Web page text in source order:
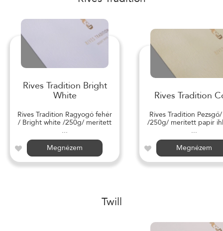
Rives Tradition Bright
White
Rives Tradition Ragyogó fehér
/ Bright white /250g/ merített
...
Megnézem
Rives Tradition
Rives Tradition
/250g/ merített papír
...
Megnézem
Twill